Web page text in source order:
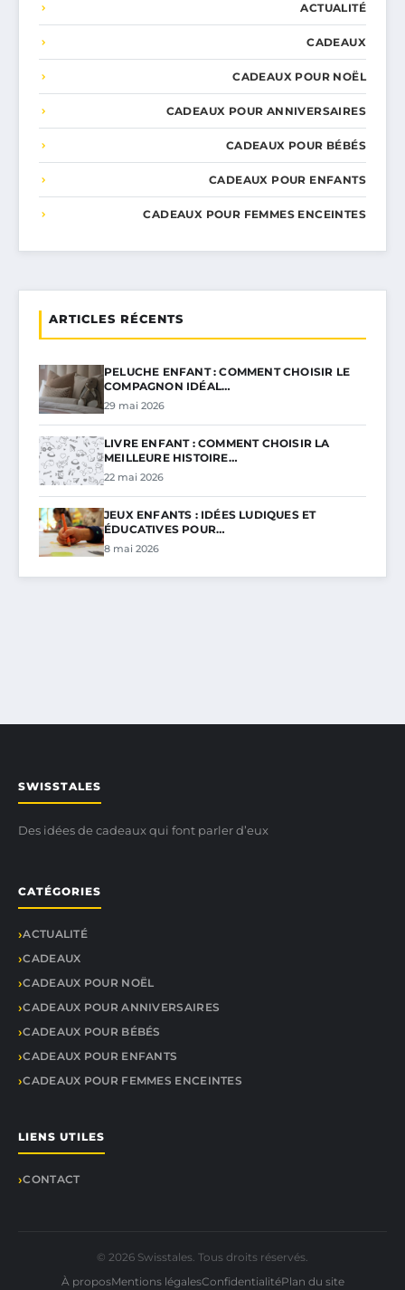
ACTUALITÉ
CADEAUX
CADEAUX POUR NOËL
CADEAUX POUR ANNIVERSAIRES
CADEAUX POUR BÉBÉS
CADEAUX POUR ENFANTS
CADEAUX POUR FEMMES ENCEINTES
ARTICLES RÉCENTS
PELUCHE ENFANT : COMMENT CHOISIR LE
COMPAGNON IDÉAL…
29 mai 2026
LIVRE ENFANT : COMMENT CHOISIR LA
MEILLEURE HISTOIRE…
22 mai 2026
JEUX ENFANTS : IDÉES LUDIQUES ET
ÉDUCATIVES POUR…
8 mai 2026
SWISSTALES
Des idées de cadeaux qui font parler d’eux
CATÉGORIES
ACTUALITÉ
CADEAUX
CADEAUX POUR NOËL
CADEAUX POUR ANNIVERSAIRES
CADEAUX POUR BÉBÉS
CADEAUX POUR ENFANTS
CADEAUX POUR FEMMES ENCEINTES
LIENS UTILES
CONTACT
© 2026 Swisstales. Tous droits réservés.
À proposMentions légalesConfidentialitéPlan du site